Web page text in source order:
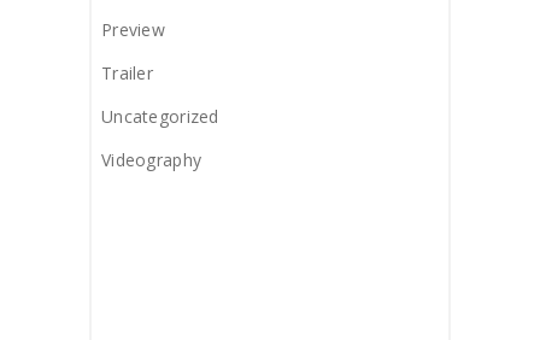
Preview
Trailer
Uncategorized
Videography